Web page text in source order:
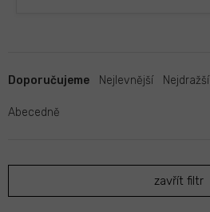
a
e
p
o
Doporučujeme Nejlevnější Nejdražší
Abecedně
zavřít filtr